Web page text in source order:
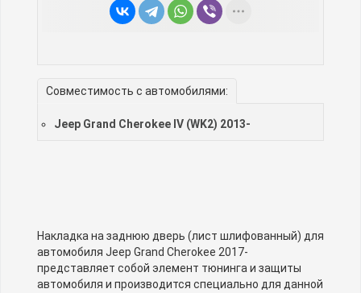
Совместимость с автомобилями:
Jeep Grand Cherokee IV (WK2) 2013-
Накладка на заднюю дверь (лист шлифованный) для
автомобиля Jeep Grand Cherokee 2017-
представляет собой элемент тюнинга и защиты
автомобиля и производится специально для данной